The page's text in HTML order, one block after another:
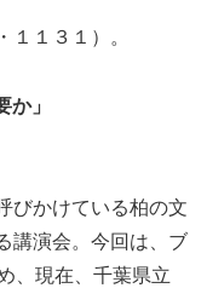
１３１）。
要か」
びかけている柏の文
講演会。今回は、ブ
、現在、千葉県立